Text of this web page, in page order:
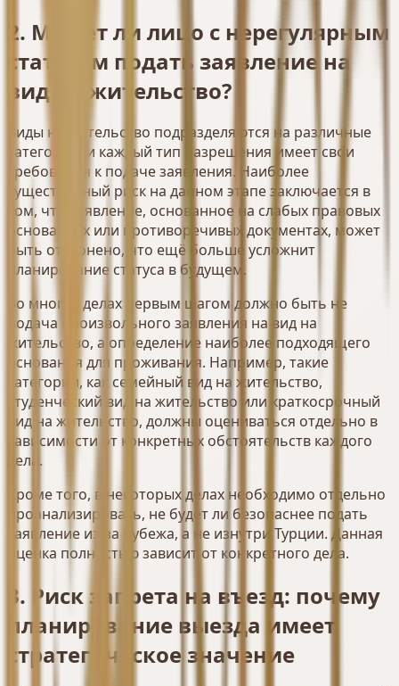
2. Может ли лицо с нерегулярным
статусом подать заявление на
вид на жительство?
Виды на жительство подразделяются на различные
категории, и каждый тип разрешения имеет свои
требования к подаче заявления. Наиболее
существенный риск на данном этапе заключается в
том, что заявление, основанное на слабых правовых
основаниях или противоречивых документах, может
быть отклонено, что ещё больше усложнит
планирование статуса в будущем.
Во многих делах первым шагом должно быть не
подача произвольного заявления на вид на
жительство, а определение наиболее подходящего
основания для проживания. Например, такие
категории, как семейный вид на жительство,
студенческий вид на жительство или краткосрочный
вид на жительство, должны оцениваться отдельно в
зависимости от конкретных обстоятельств каждого
дела.
Кроме того, в некоторых делах необходимо отдельно
проанализировать, не будет ли безопаснее подать
заявление из-за рубежа, а не изнутри Турции. Данная
оценка полностью зависит от конкретного дела.
3. Риск запрета на въезд: почему
планирование выезда имеет
стратегическое значение